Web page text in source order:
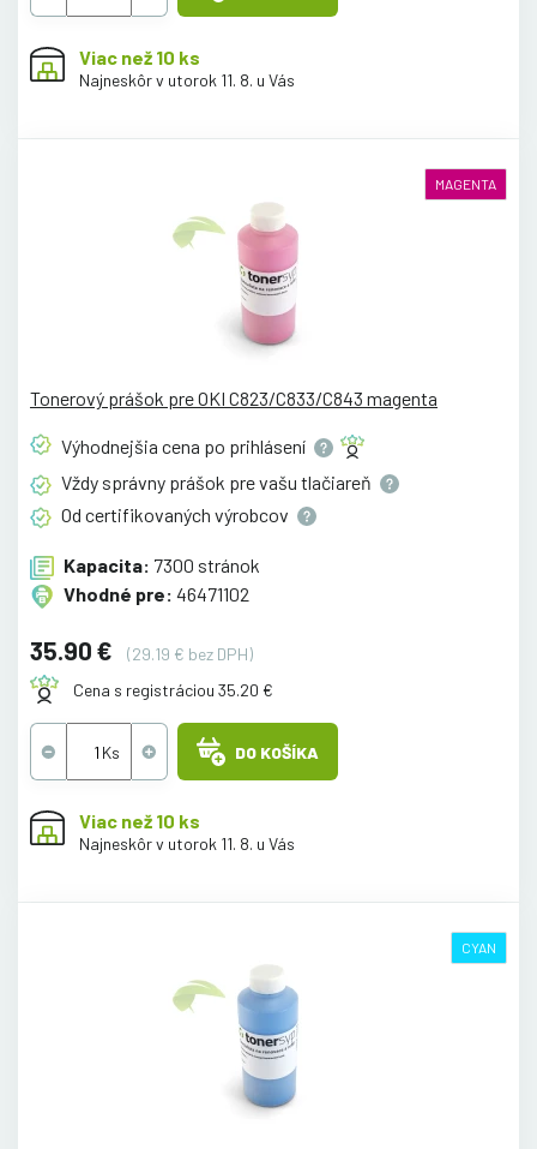
Viac než 10 ks
Najneskôr v utorok 11. 8. u Vás
MAGENTA
Tonerový prášok pre OKI C823/C833/C843 magenta
Výhodnejšia cena po prihlásení
Vždy správny prášok pre vašu tlačiareň
Od certifikovaných výrobcov
Kapacita: 7300 stránok
Vhodné pre: 46471102
35.90 €
(29.19 € bez DPH)
Cena s registráciou 35.20 €
DO KOŠÍKA
Viac než 10 ks
Najneskôr v utorok 11. 8. u Vás
CYAN